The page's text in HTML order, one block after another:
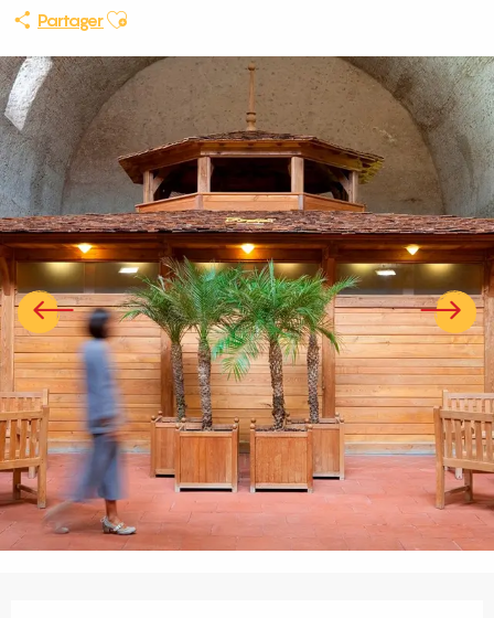
PartagerAjouter aux favoris